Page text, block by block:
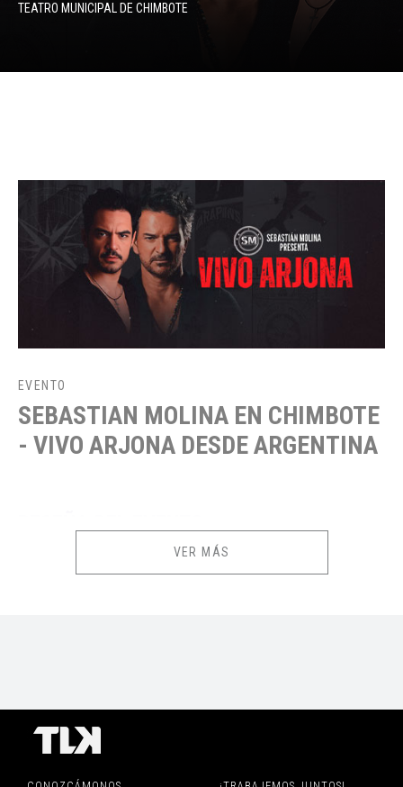
TEATRO MUNICIPAL DE CHIMBOTE
EVENTO
SEBASTIAN MOLINA EN CHIMBOTE
- VIVO ARJONA DESDE ARGENTINA
INFORMACIÓN IMPORTANTE
PROMOCIONES Y DESCUENTOS
PERSONAS CON DISCAPACIDAD:
VER MÁS